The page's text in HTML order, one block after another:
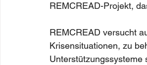
REMCREAD-Projekt,
REMCREAD versucht
Krisensituationen, zu
Unterstützungssysteme